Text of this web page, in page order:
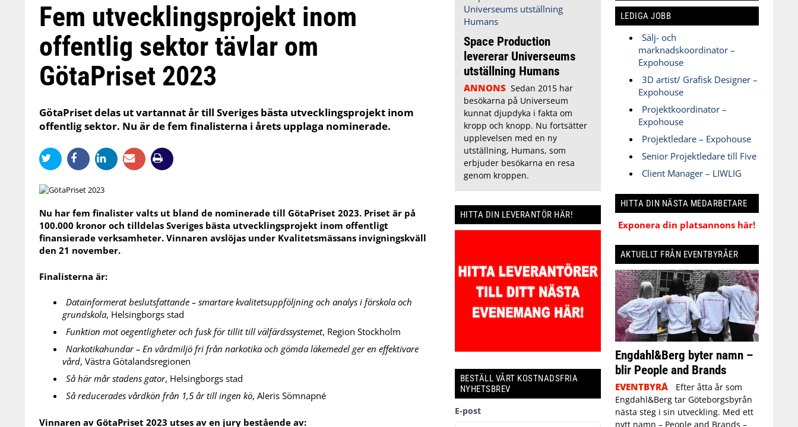
Fem utvecklingsprojekt inom
offentlig sektor tävlar om
GötaPriset 2023
GötaPriset delas ut vartannat år till Sveriges bästa utvecklingsprojekt inom
offentlig sektor. Nu är de fem finalisterna i årets upplaga nominerade.
Nu har fem finalister valts ut bland de nominerade till GötaPriset 2023. Priset är på
100.000 kronor och tilldelas Sveriges bästa utvecklingsprojekt inom offentligt
finansierade verksamheter. Vinnaren avslöjas under Kvalitetsmässans invigningskväll
den 21 november.
Finalisterna är:
Datainformerat beslutsfattande – smartare kvalitetsuppföljning och analys i förskola och
grundskola, Helsingborgs stad
Funktion mot oegentligheter och fusk för tillit till välfärdssystemet, Region Stockholm
Narkotikahundar – En vårdmiljö fri från narkotika och gömda läkemedel ger en effektivare
vård, Västra Götalandsregionen
Så här mår stadens gator, Helsingborgs stad
Så reducerades vårdkön från 1,5 år till ingen kö, Aleris Sömnapné
Vinnaren av GötaPriset 2023 utses av en jury bestående av:
Space Production
levererar Universeums
utställning Humans
ANNONS Sedan 2015 har
besökarna på Universeum
kunnat djupdyka i fakta om
kropp och knopp. Nu fortsätter
upplevelsen med en ny
utställning, Humans, som
erbjuder besökarna en resa
genom kroppen.
HITTA DIN LEVERANTÖR HÄR!
BESTÄLL VÅRT KOSTNADSFRIA
NYHETSBREV
E-post
LEDIGA JOBB
Sälj- och
marknadskoordinator –
Expohouse
3D artist/ Grafisk Designer –
Expohouse
Projektkoordinator –
Expohouse
Projektledare – Expohouse
Senior Projektledare till Five
Client Manager – LIWLIG
HITTA DIN NÄSTA MEDARBETARE
Exponera din platsannons här!
AKTUELLT FRÅN EVENTBYRÅER
Engdahl&Berg byter namn –
blir People and Brands
EVENTBYRÅ
Efter åtta år som
Engdahl&Berg tar Göteborgsbyrån
nästa steg i sin utveckling. Med ett
nytt namn – People and Brands –